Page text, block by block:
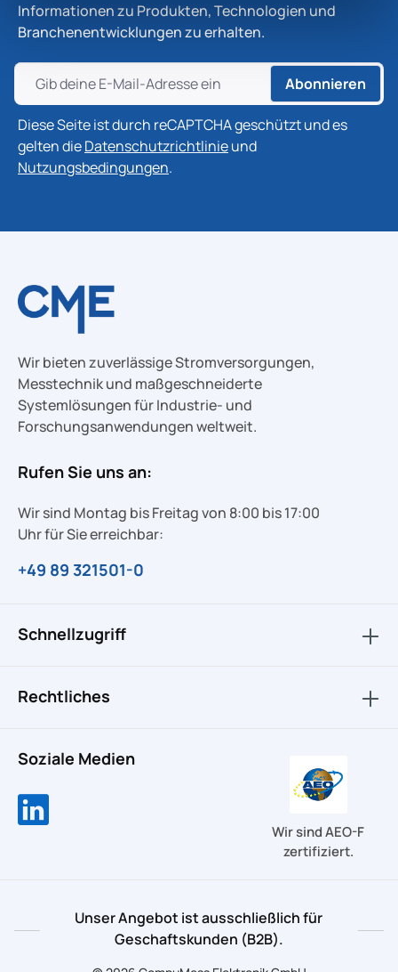
Informationen zu Produkten, Technologien und
Branchenentwicklungen zu erhalten.
Abonnieren
Diese Seite ist durch reCAPTCHA geschützt und es
gelten dieDatenschutzrichtlinieund
Nutzungsbedingungen.
Wir bieten zuverlässige Stromversorgungen,
Messtechnik und maßgeschneiderte
Systemlösungen für Industrie- und
Forschungsanwendungen weltweit.
Rufen Sie uns an:
Wir sind Montag bis Freitag von 8:00 bis 17:00
Uhr für Sie erreichbar:
+49 89 321501-0
Soziale Medien
Wir sind AEO-F
zertifiziert.
Schnellzugriff
Rechtliches
Unser Angebot ist ausschließlich für
Geschaftskunden (B2B).